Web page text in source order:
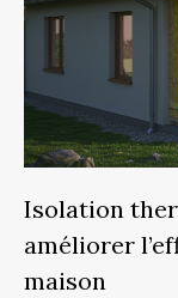
Isolation
améliorer
maison